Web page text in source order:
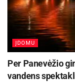
ĮDOMU
Per Panevėžio
vandens